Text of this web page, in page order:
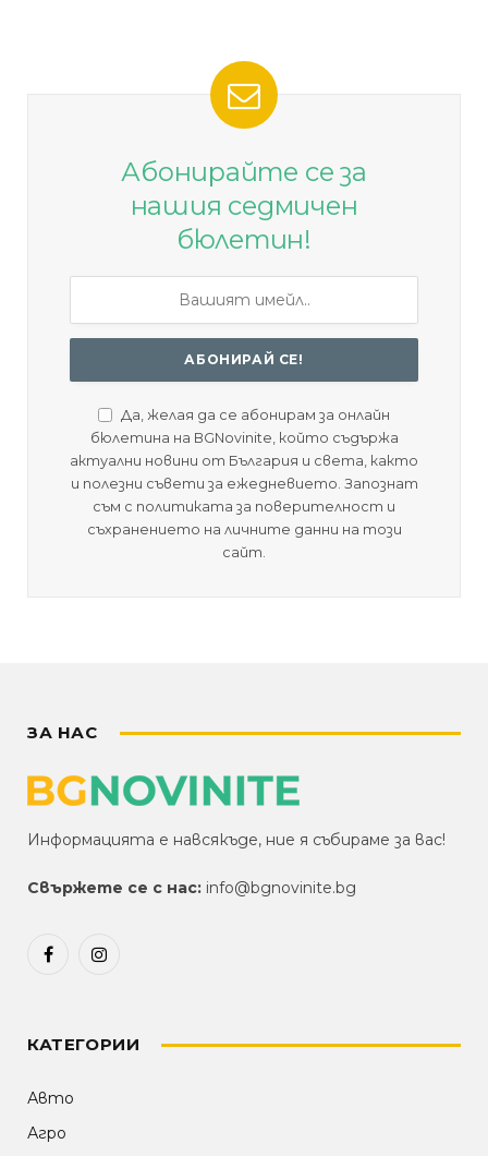
Абонирайте се за
нашия седмичен
бюлетин!
Да, желая да се абонирам за онлайн
бюлетина на BGNovinite, който съдържа
актуални новини от България и света, както
и полезни съвети за ежедневието. Запознат
съм с политиката за поверителност и
съхранението на личните данни на този
сайт.
ЗА НАС
Информацията е навсякъде, ние я събираме за вас!
Свържете се с нас: info@bgnovinite.bg
FacebookInstagram
КАТЕГОРИИ
Авто
Агро